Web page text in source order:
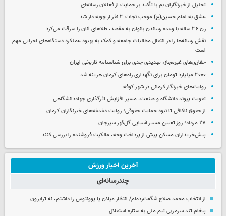
تجلیل از خبرنگاران بم با تأکید بر حمایت از فعالان رسانه‌ای
عشق به امام حسین(ع) موجب نجات ۳ نفر از چوبه دار شد
زن ۳۶ ساله با وعده رساندن بانوان به مقصد، طلاهای آنان را سرقت می‌کرد
نقش رسانه‌ها را در انتقال مطالبات جامعه و کمک به بهبود عملکرد دستگاه‌های اجرایی مهم
است
حفاری‌های غیرمجاز، تهدیدی جدی برای شناسنامه تاریخی ایران
۳۰۰۰ میلیارد تومان برای نگهداری راه‌های کرمان هزینه شد
روایت‌های خبرنگار کرمانی در شهر کوفه
تقویت پیوند دانشگاه و صنعت، مسیر افزایش اثرگذاری جهاددانشگاهی
از حقوق ناکافی تا نبود حمایت حقوقی؛ روایت دغدغه‌های خبرنگاران کرمان
۲۷ مرداد؛ روز تعیین مسیر آسیایی گل‌گهر سیرجان
پیش‌خریداران مسکن پیش از پرداخت وجه، مالکیت فروشنده را بررسی کنند
آخرین اخبار ورزش
چندرسانه‌ای
از انتخاب محمد صلاح شگفت‌زده‌ام/ انتظار میلان یا یوونتوس را داشتم، نه ترابزون
پیغام تند سرمربی تیم ملی به ستاره استقلال